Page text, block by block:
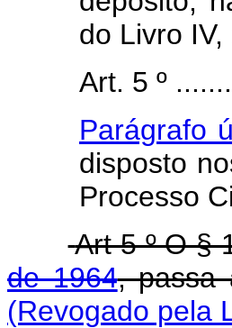
do Livro
Art. 5 º
Parágrafo
disposto
Processo
Art 5 º O §
de 1964, passa
(Revogado pela